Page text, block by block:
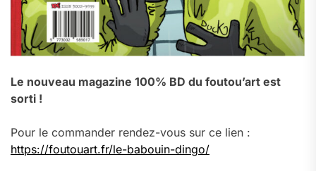
Le nouveau magazine 100% BD du foutou’art est
sorti !
Pour le commander rendez-vous sur ce lien :
https://foutouart.fr/le-babouin-dingo/